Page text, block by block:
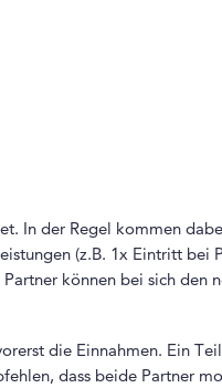
In der Regel kommen
(z.B. 1x Eintritt bei
können bei sich den
die Einnahmen. Ein
dass beide Partner